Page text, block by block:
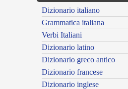
Dizionario italiano
Grammatica italiana
Verbi Italiani
Dizionario latino
Dizionario greco antico
Dizionario francese
Dizionario inglese